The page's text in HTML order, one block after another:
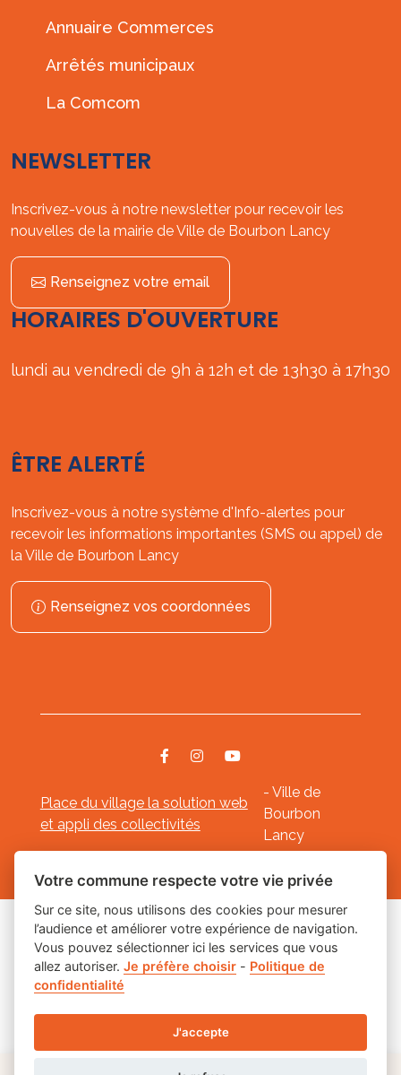
Annuaire Commerces
Arrêtés municipaux
La Comcom
NEWSLETTER
Inscrivez-vous à notre newsletter pour recevoir les
nouvelles de la mairie de Ville de Bourbon Lancy
Renseignez votre email
HORAIRES D'OUVERTURE
lundi au vendredi de 9h à 12h et de 13h30 à 17h30
ÊTRE ALERTÉ
Inscrivez-vous à notre système d'Info-alertes pour
recevoir les informations importantes (SMS ou appel) de
la Ville de Bourbon Lancy
Renseignez vos coordonnées
Place du village la solution web
et appli des collectivités
- Ville de
Bourbon
Lancy
Mentions légales-- Gestion des cookies
Les labels
Votre commune respecte votre vie privée
Sur ce site, nous utilisons des cookies pour mesurer
l’audience et améliorer votre expérience de navigation.
Vous pouvez sélectionner ici les services que vous
allez autoriser.Je préfère choisir - Politique de
confidentialité
J'accepte